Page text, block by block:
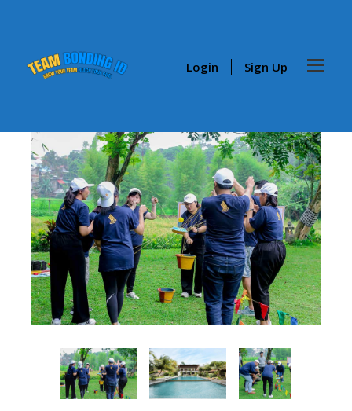
Login Sign Up